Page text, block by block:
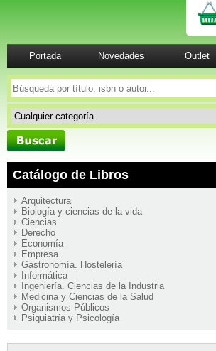
Portada Novedades Outlet
Catálogo de Libros
Arquitectura
Biología y ciencias de la vida
Ciencias
Derecho
Economía
Empresa
Gastronomía. Hostelería
Informática
Ingeniería. Ciencias de la Industria
Medicina y Ciencias de la Salud
Organismos Públicos
Psiquiatría y Psicología